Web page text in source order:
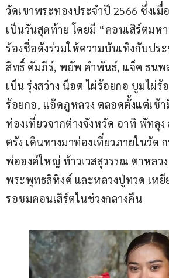
วัดเขาพระทองประจำปี 2566 ซึ่งเมื่
เป็นวันสุดท้าย โดยมี “คอนเสิร์ตม
ร้องชื่อดังร่วมให้ความบันเทิงกับปร
สิทธิ์ คัมภีร์, พยัพ คำพันธ์, แจ็ค ธนพ
เบ็น รุ่งสว่าง น็อต ไผ่ร้อยกอ บูมไผ่ร้
ร้อยกอ, แอ๊ดภูหลวง ตลอดตั้งแต่เช้
ท่องเที่ยวจากต่างจังหวัด อาทิ พัทลุง
ตรัง เดินทางมาท่องเที่ยวภายในวัด
พ่อองค์ใหญ่ ท้าวเวสสุวรรณ ตาหลว
พระพุทธสิหิงค์ และหลวงปู่ทวด เหยี
รอชมคอนเสิร์ตในช่วงกลางคืน